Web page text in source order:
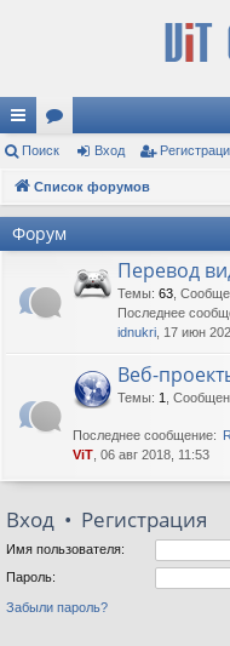
с
ы
лк
ор
ум
Поиск Вход
Список форумов
Форум
Перевод
Темы: 63
Последнее
idnukri , 17 июн
Веб-
Темы: 1
Последнее сообщение:
ViT , 06 авг 2018, 11:53
Вход • Регистрация
Имя пользователя:
Пароль:
Забыли пароль?